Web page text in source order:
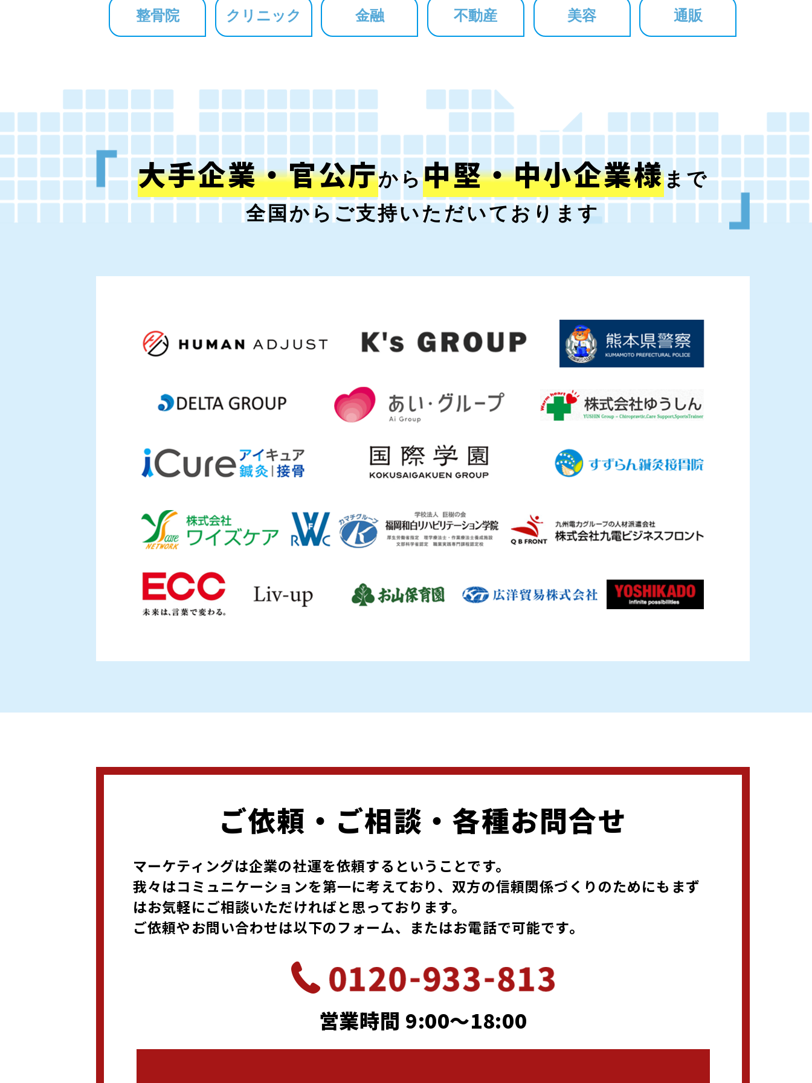
整骨院 クリニック 金融 不動産 美容 通販
大手企業・官公庁から中堅・中小企業様まで
全国からご支持いただいております
ご依頼・ご相談・各種お問合せ
マーケティングは企業の社運を依頼するということです。
我々はコミュニケーションを第一に考えており、双方の信頼関係づくりのためにもまず
はお気軽にご相談いただければと思っております。
ご依頼やお問い合わせは以下のフォーム、またはお電話で可能です。
営業時間 9:00～18:00